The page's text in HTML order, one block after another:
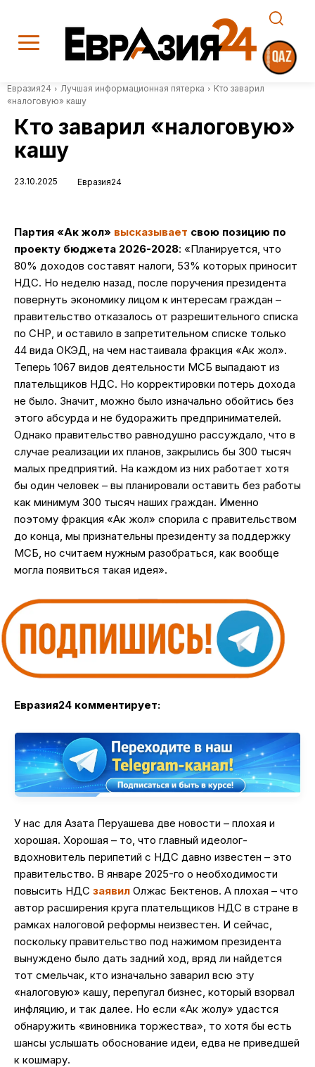
Евразия24 Лучшая информационная пятерка
Кто заварил
«налоговую» кашу
Кто заварил «налоговую»
кашу
23.10.2025 Евразия24
Партия «Ак жол» высказывает свою позицию по
проекту бюджета 2026-2028: «Планируется, что
80% доходов составят налоги, 53% которых приносит
НДС. Но неделю назад, после поручения президента
повернуть экономику лицом к интересам граждан –
правительство отказалось от разрешительного списка
по СНР, и оставило в запретительном списке только
44 вида ОКЭД, на чем настаивала фракция «Ак жол».
Теперь 1067 видов деятельности МСБ выпадают из
плательщиков НДС. Но корректировки потерь дохода
не было. Значит, можно было изначально обойтись без
этого абсурда и не будоражить предпринимателей.
Однако правительство равнодушно рассуждало, что в
случае реализации их планов, закрылись бы 300 тысяч
малых предприятий. На каждом из них работает хотя
бы один человек – вы планировали оставить без работы
как минимум 300 тысяч наших граждан. Именно
поэтому фракция «Ак жол» спорила с правительством
до конца, мы признательны президенту за поддержку
МСБ, но считаем нужным разобраться, как вообще
могла появиться такая идея».
Евразия24 комментирует:
У нас для Азата Перуашева две новости – плохая и
хорошая. Хорошая – то, что главный идеолог-
вдохновитель перипетий с НДС давно известен – это
правительство. В январе 2025-го о необходимости
повысить НДС заявил Олжас Бектенов. А плохая – что
автор расширения круга плательщиков НДС в стране в
рамках налоговой реформы неизвестен. И сейчас,
поскольку правительство под нажимом президента
вынуждено было дать задний ход, вряд ли найдется
тот смельчак, кто изначально заварил всю эту
«налоговую» кашу, перепугал бизнес, который взорвал
инфляцию, и так далее. Но если «Ак жолу» удастся
обнаружить «виновника торжества», то хотя бы есть
шансы услышать обоснование идеи, едва не приведшей
к кошмару.